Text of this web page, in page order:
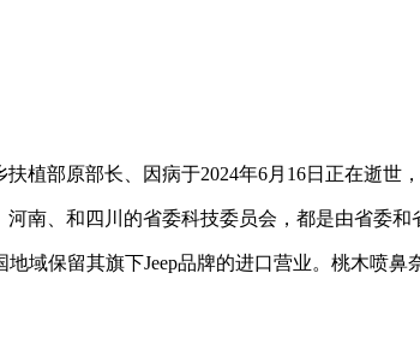
部原部长、因病于2024年6月16日正在逝世，
、和四川的省委科技委员会，都是由省委和
保留其旗下Jeep品牌的进口营业。桃木喷鼻